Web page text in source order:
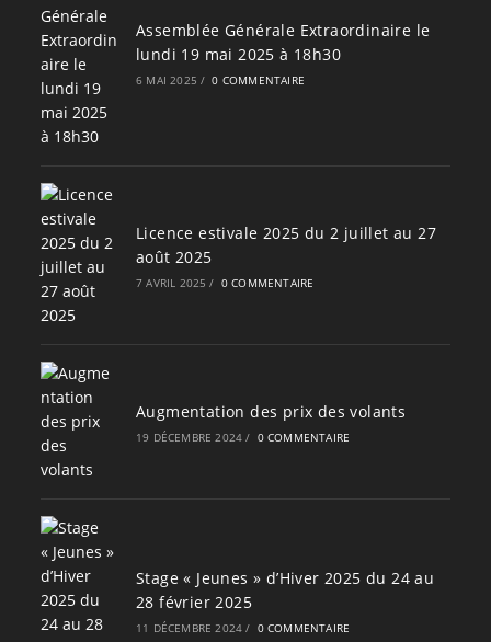
Assemblée Générale Extraordinaire le
lundi 19 mai 2025 à 18h30
6 MAI 2025 / 0 COMMENTAIRE
Licence estivale 2025 du 2 juillet au 27
août 2025
7 AVRIL 2025 / 0 COMMENTAIRE
Augmentation des prix des volants
19 DÉCEMBRE 2024 / 0 COMMENTAIRE
Stage « Jeunes » d’Hiver 2025 du 24 au
28 février 2025
11 DÉCEMBRE 2024 / 0 COMMENTAIRE